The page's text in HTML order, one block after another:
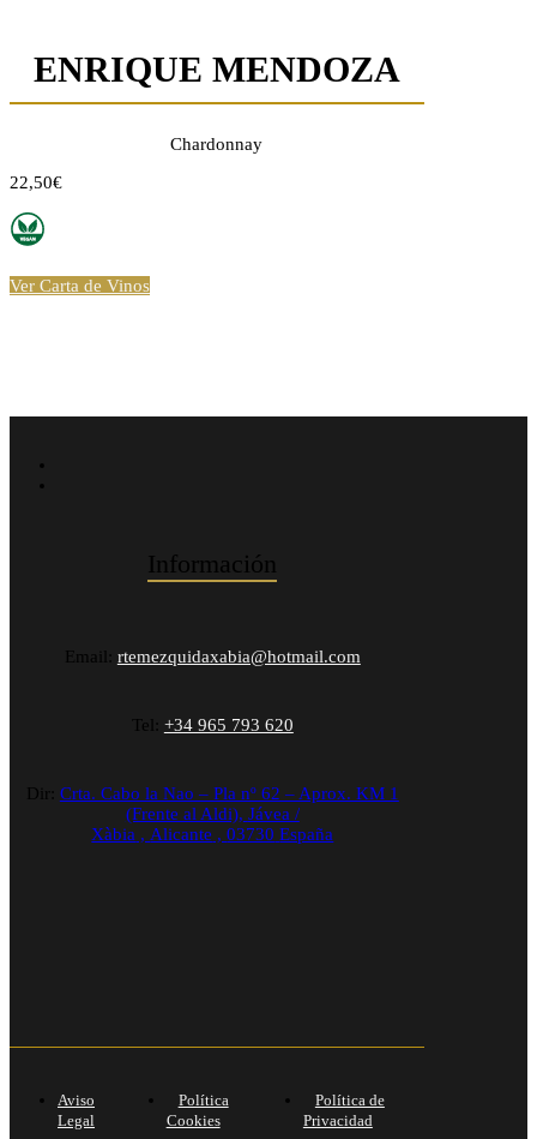
ENRIQUE MENDOZA
Chardonnay
22,50€
Ver Carta de Vinos
Información
Email: rtemezquidaxabia@hotmail.com
Tel: +34 965 793 620
Dir: Crta. Cabo la Nao – Pla nº 62 – Aprox. KM 1
(Frente al Aldi), Jávea /
Xàbia ,Alicante ,03730 España
Aviso
Legal
Política
Cookies
Política de
Privacidad